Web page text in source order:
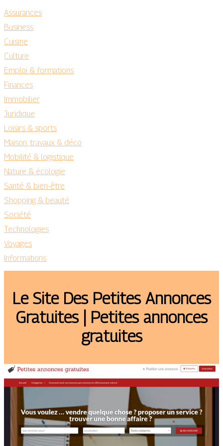
Assurances
Business
Cuisine
Culture
Emploi & formations
Finances
Immobilier
Juridique
Loisirs & sports
Maison, travaux & déco
Mobilité & logistique
Nature & écologie
Santé & bien-être
Shopping & beauté
Société
Technologies
Voyages
Informations
Le Site Des Petites Annonces
Gratuites | Petites annonces
gratuites